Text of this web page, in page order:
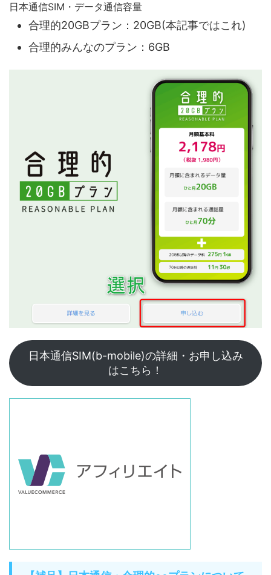
日本通信SIM・データ通信容量
合理的20GBプラン：20GB(本記事ではこれ)
合理的みんなのプラン：6GB
日本通信SIM(b-mobile)の詳細・お申し込み
はこちら！